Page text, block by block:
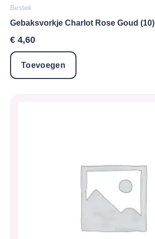
Bestek
Gebaksvorkje Charlot Rose Goud (10)
€ 4,60
Toevoegen